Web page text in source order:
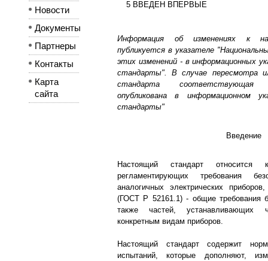
Новости
Документы
Партнеры
Контакты
Карта
сайта
5 ВВЕДЕН ВПЕРВЫЕ
Информация об изменениях к
публикуется в указателе
этих изменений - в информационных
стандарты". В случае пересмотра
стандарта
опубликована в информационном
стандарты"
Введение
Настоящий стандарт относится
регламентирующих требования
аналогичных электрических
(ГОСТ Р 52161.1) - общие требования
также частей, устанавливающих
конкретным видам приборов.
Настоящий стандарт содержит
испытаний, которые дополняют,